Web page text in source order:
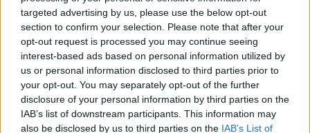
targeted advertising by us, please use the below opt-out
section to confirm your selection. Please note that after your
opt-out request is processed you may continue seeing
interest-based ads based on personal information utilized by
us or personal information disclosed to third parties prior to
your opt-out. You may separately opt-out of the further
disclosure of your personal information by third parties on the
IAB’s list of downstream participants. This information may
also be disclosed by us to third parties on the IAB’s List of
οικονομικά των Αμερικανών πολιτών κρίνονται
σημαντικά βελτιωμένα.
Στην αγορά εμπορευμάτων,η τιμή του πετρελαίου
ενισχύθηκε 0,3% στα 71,49 δολάρια ανά βαρέλι και
τιμή του χρυσούκινήθηκε υψηλότερα 0,1% στα
1.291 δολ./oz.